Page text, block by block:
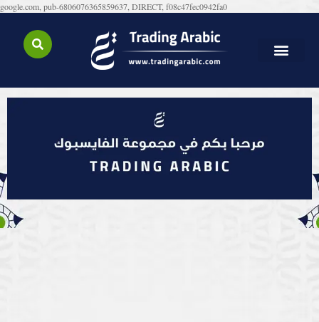
google.com, pub-6806076365859637, DIRECT, f08c47fec0942fa0